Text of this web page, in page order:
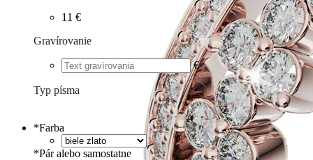
11 €
Gravírovanie
€
Typ písma
Písané €
*Farba
*Pár alebo samostatne